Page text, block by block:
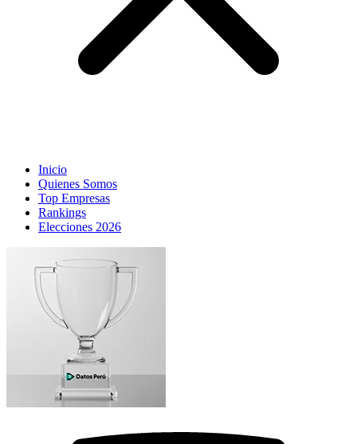
Inicio
Quienes Somos
Top Empresas
Rankings
Elecciones 2026